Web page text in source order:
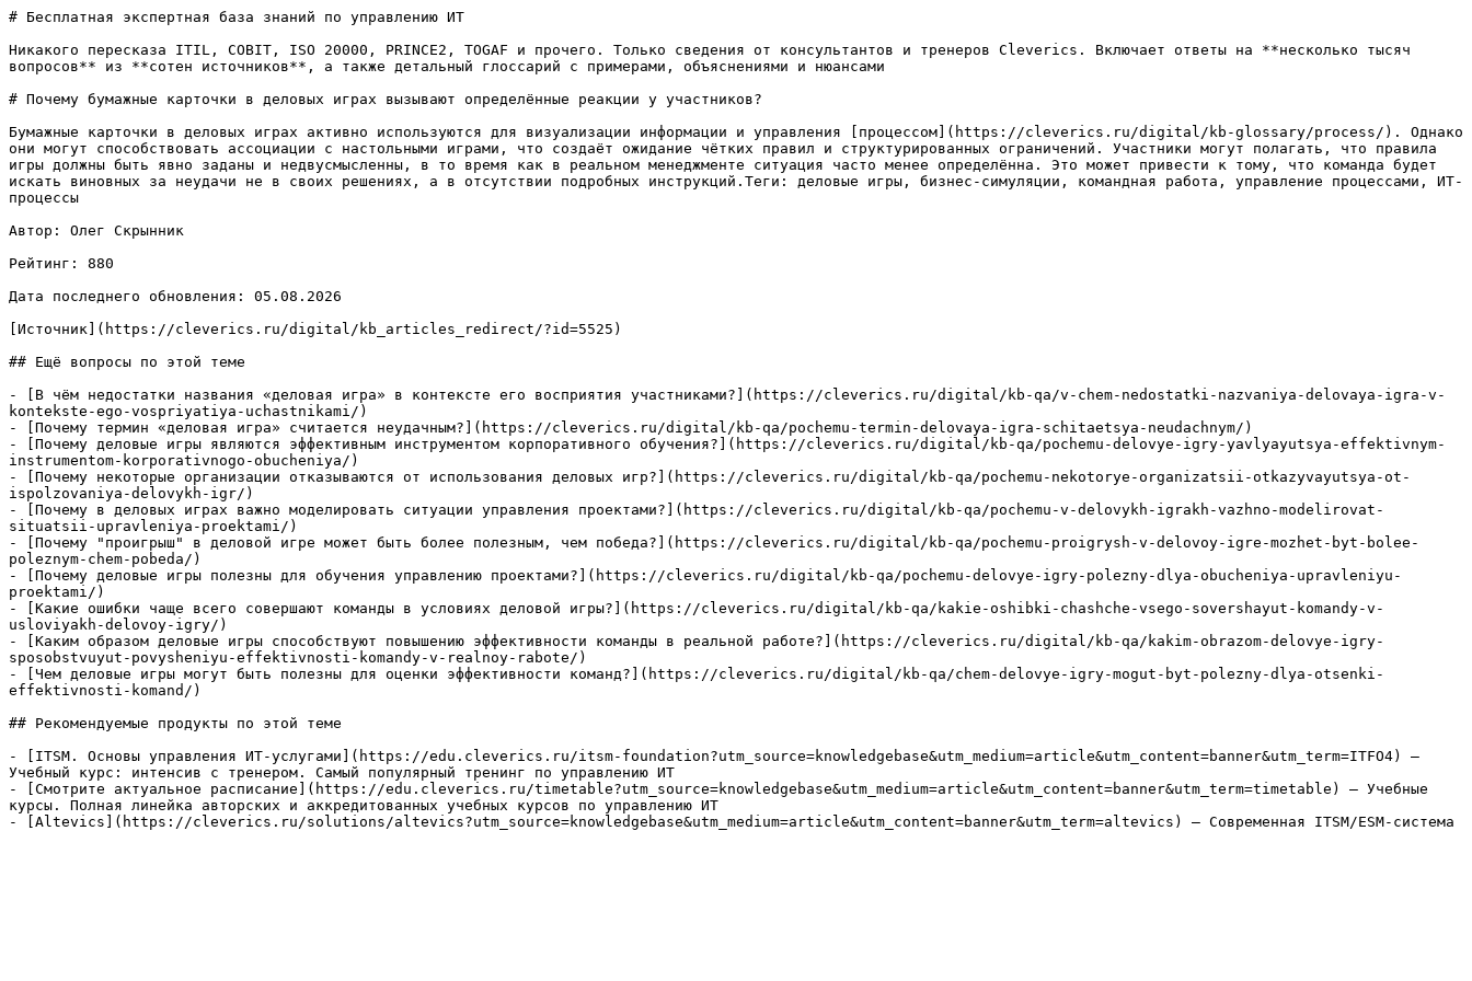
# Бесплатная экспертная база знаний по управлению ИТ
Никакого пересказа ITIL, COBIT, ISO 20000, PRINCE2, TOGAF и прочего. Только сведения от консультантов и тренеров Cleverics. Включает ответы на **несколько тысяч
вопросов** из **сотен источников**, а также детальный глоссарий с примерами, объяснениями и нюансами
# Почему бумажные карточки в деловых играх вызывают определённые реакции у участников?
Бумажные карточки в деловых играх активно используются для визуализации информации и управления [процессом](https://cleverics.ru/digital/kb-glossary/process/). Однако
они могут способствовать ассоциации с настольными играми, что создаёт ожидание чётких правил и структурированных ограничений. Участники могут полагать, что правила
игры должны быть явно заданы и недвусмысленны, в то время как в реальном менеджменте ситуация часто менее определённа. Это может привести к тому, что команда будет
искать виновных за неудачи не в своих решениях, а в отсутствии подробных инструкций.Теги: деловые игры, бизнес-симуляции, командная работа, управление процессами, ИТ-
процессы
Автор: Олег Скрынник
Рейтинг: 880
Дата последнего обновления: 05.08.2026
[Источник](https://cleverics.ru/digital/kb_articles_redirect/?id=5525)
## Ещё вопросы по этой теме
- [В чём недостатки названия «деловая игра» в контексте его восприятия участниками?](https://cleverics.ru/digital/kb-qa/v-chem-nedostatki-nazvaniya-delovaya-igra-v-
kontekste-ego-vospriyatiya-uchastnikami/)
- [Почему термин «деловая игра» считается неудачным?](https://cleverics.ru/digital/kb-qa/pochemu-termin-delovaya-igra-schitaetsya-neudachnym/)
- [Почему деловые игры являются эффективным инструментом корпоративного обучения?](https://cleverics.ru/digital/kb-qa/pochemu-delovye-igry-yavlyayutsya-effektivnym-
instrumentom-korporativnogo-obucheniya/)
- [Почему некоторые организации отказываются от использования деловых игр?](https://cleverics.ru/digital/kb-qa/pochemu-nekotorye-organizatsii-otkazyvayutsya-ot-
ispolzovaniya-delovykh-igr/)
- [Почему в деловых играх важно моделировать ситуации управления проектами?](https://cleverics.ru/digital/kb-qa/pochemu-v-delovykh-igrakh-vazhno-modelirovat-
situatsii-upravleniya-proektami/)
- [Почему "проигрыш" в деловой игре может быть более полезным, чем победа?](https://cleverics.ru/digital/kb-qa/pochemu-proigrysh-v-delovoy-igre-mozhet-byt-bolee-
poleznym-chem-pobeda/)
- [Почему деловые игры полезны для обучения управлению проектами?](https://cleverics.ru/digital/kb-qa/pochemu-delovye-igry-polezny-dlya-obucheniya-upravleniyu-
proektami/)
- [Какие ошибки чаще всего совершают команды в условиях деловой игры?](https://cleverics.ru/digital/kb-qa/kakie-oshibki-chashche-vsego-sovershayut-komandy-v-
usloviyakh-delovoy-igry/)
- [Каким образом деловые игры способствуют повышению эффективности команды в реальной работе?](https://cleverics.ru/digital/kb-qa/kakim-obrazom-delovye-igry-
sposobstvuyut-povysheniyu-effektivnosti-komandy-v-realnoy-rabote/)
- [Чем деловые игры могут быть полезны для оценки эффективности команд?](https://cleverics.ru/digital/kb-qa/chem-delovye-igry-mogut-byt-polezny-dlya-otsenki-
effektivnosti-komand/)
## Рекомендуемые продукты по этой теме
- [ITSM. Основы управления ИТ-услугами](https://edu.cleverics.ru/itsm-foundation?utm_source=knowledgebase&utm_medium=article&utm_content=banner&utm_term=ITFO4) —
Учебный курс: интенсив с тренером. Самый популярный тренинг по управлению ИТ
- [Смотрите актуальное расписание](https://edu.cleverics.ru/timetable?utm_source=knowledgebase&utm_medium=article&utm_content=banner&utm_term=timetable) — Учебные
курсы. Полная линейка авторских и аккредитованных учебных курсов по управлению ИТ
- [Altevics](https://cleverics.ru/solutions/altevics?utm_source=knowledgebase&utm_medium=article&utm_content=banner&utm_term=altevics) — Современная ITSM/ESM-система